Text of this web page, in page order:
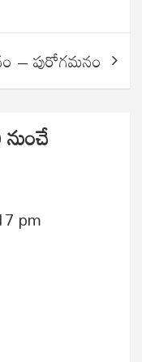
– పురోగమనం
pm